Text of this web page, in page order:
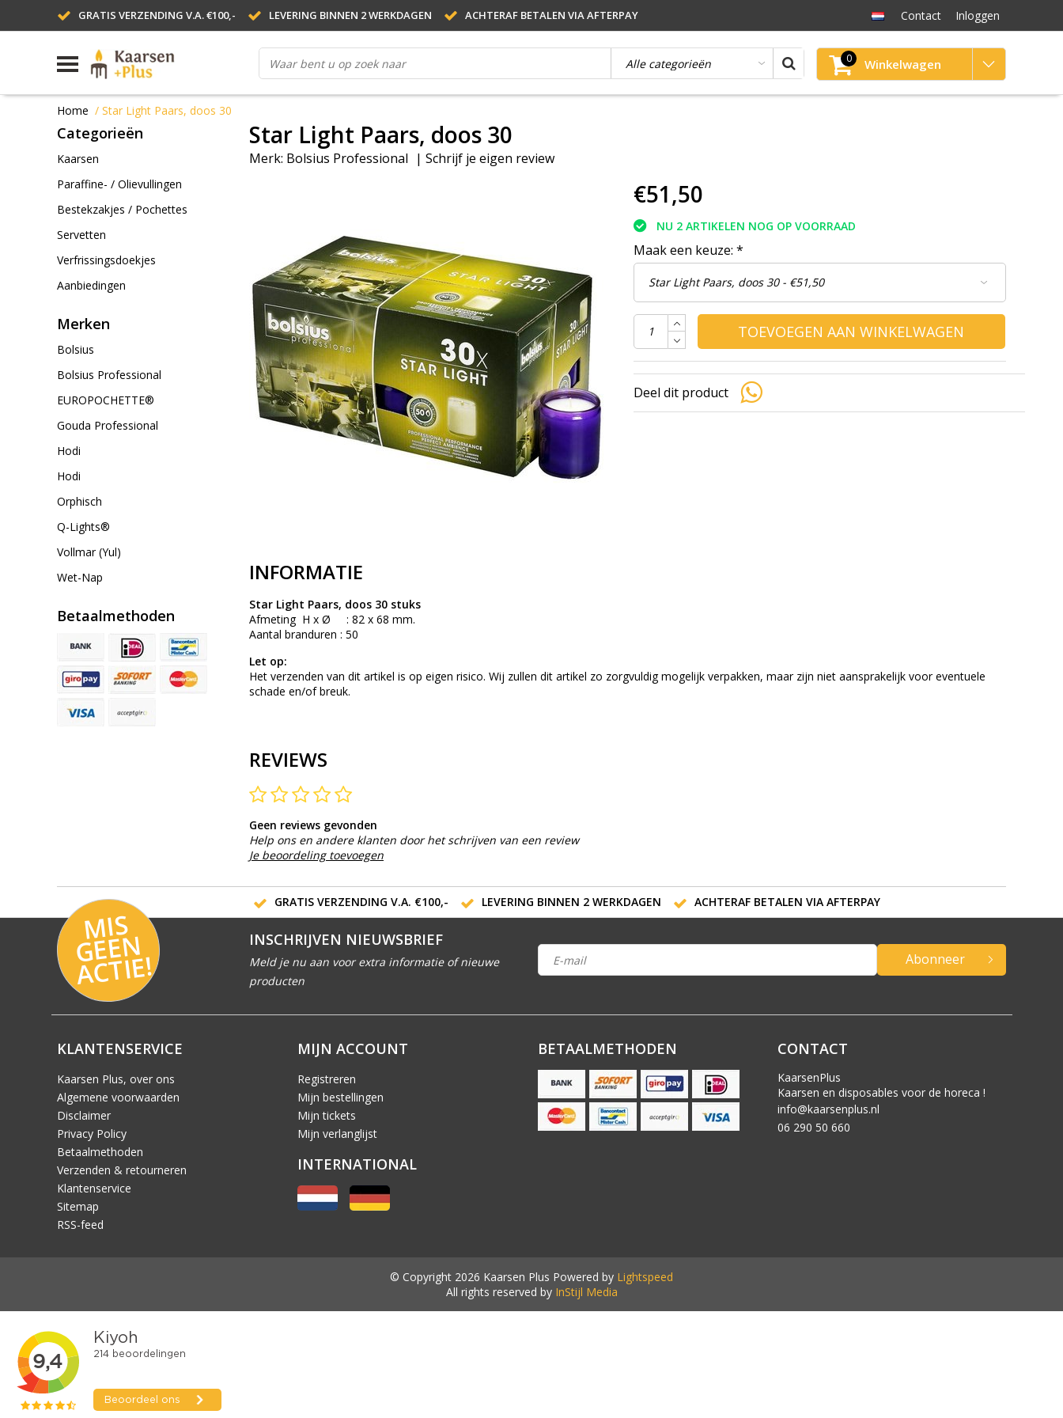
GRATIS VERZENDING V.A. €100,- LEVERING BINNEN 2 WERKDAGEN ACHTERAF BETALEN VIA AFTERPAY Contact Inloggen
0 Winkelwagen
Home / Star Light Paars, doos 30
Categorieën
Kaarsen
Paraffine- / Olievullingen
Bestekzakjes / Pochettes
Servetten
Verfrissingsdoekjes
Aanbiedingen
Merken
Bolsius
Bolsius Professional
EUROPOCHETTE®
Gouda Professional
Hodi
Hodi
Orphisch
Q-Lights®
Vollmar (Yul)
Wet-Nap
Betaalmethoden
Star Light Paars, doos 30
Merk: Bolsius Professional | Schrijf je eigen review
€51,50
NU 2 ARTIKELEN NOG OP VOORRAAD
Maak een keuze: *
TOEVOEGEN AAN WINKELWAGEN
Deel dit product
INFORMATIE
Star Light Paars, doos 30 stuks
Afmeting H x Ø : 82 x 68 mm.
Aantal branduren : 50
Let op:
Het verzenden van dit artikel is op eigen risico. Wij zullen dit artikel zo zorgvuldig mogelijk verpakken, maar zijn niet aansprakelijk voor eventuele
schade en/of breuk.
REVIEWS
Geen reviews gevonden
Help ons en andere klanten door het schrijven van een review
Je beoordeling toevoegen
GRATIS VERZENDING V.A. €100,- LEVERING BINNEN 2 WERKDAGEN ACHTERAF BETALEN VIA AFTERPAY
MI
S
G
E
E
N
A
C
TI
E!
INSCHRIJVEN NIEUWSBRIEF
Meld je nu aan voor extra informatie of nieuwe
producten
Abonneer
KLANTENSERVICE
Kaarsen Plus, over ons
Algemene voorwaarden
Disclaimer
Privacy Policy
Betaalmethoden
Verzenden & retourneren
Klantenservice
Sitemap
RSS-feed
MIJN ACCOUNT
Registreren
Mijn bestellingen
Mijn tickets
Mijn verlanglijst
INTERNATIONAL
BETAALMETHODEN CONTACT
KaarsenPlus
Kaarsen en disposables voor de horeca !
info@kaarsenplus.nl
06 290 50 660
© Copyright 2026 Kaarsen Plus Powered by Lightspeed
All rights reserved by InStijl Media